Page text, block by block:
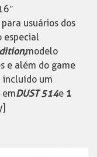
usuários dos
especial
modelo
e além do game
incluído um
emDUST 514e 1